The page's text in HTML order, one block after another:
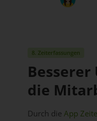
8. Zeiterfassungen
die
Durch die App